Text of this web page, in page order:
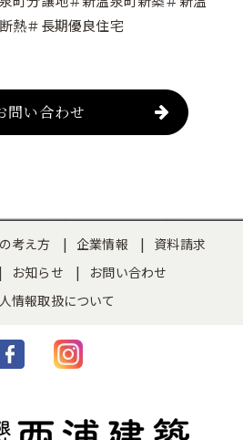
熱＃長期優良住宅
問い合わせ
考え方 企業情報
資料請求
お知らせ
お問い合わせ
情報取扱について